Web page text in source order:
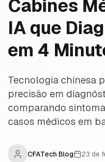
Cabines
IA que
em 4
Tecnologia chinesa
precisão em
comparando
casos médicos em
CFATech Blog
23 de